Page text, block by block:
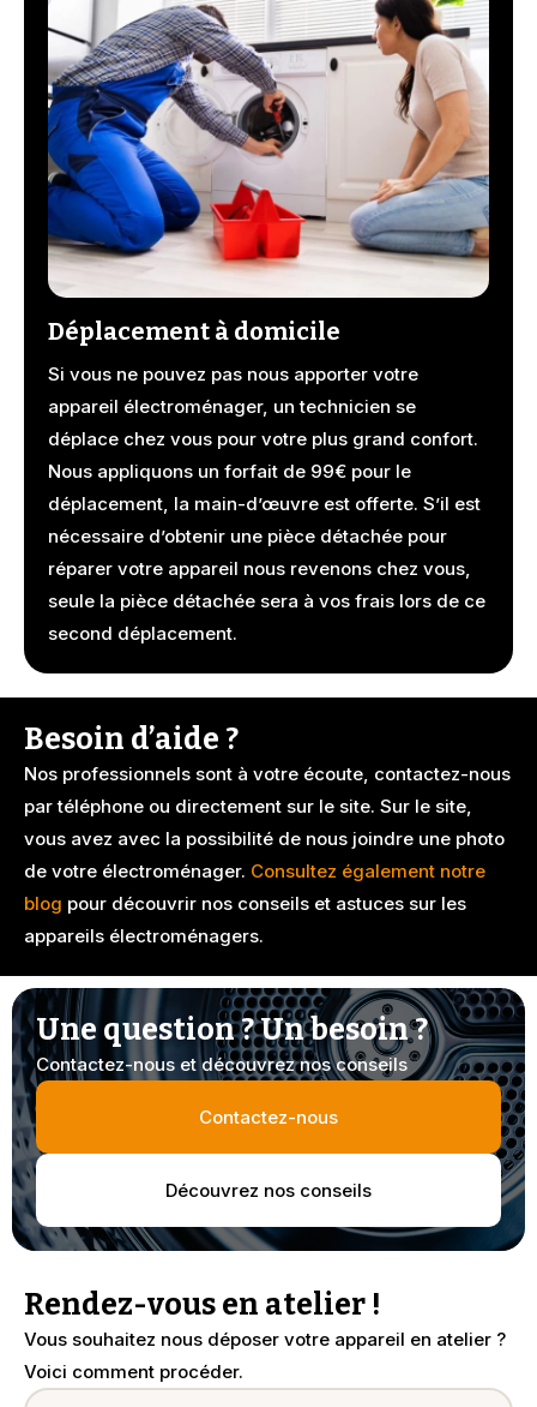
Déplacement à domicile
Si vous ne pouvez pas nous apporter votre
appareil électroménager, un technicien se
déplace chez vous pour votre plus grand confort.
Nous appliquons un forfait de 99€ pour le
déplacement, la main-d’œuvre est offerte. S’il est
nécessaire d’obtenir une pièce détachée pour
réparer votre appareil nous revenons chez vous,
seule la pièce détachée sera à vos frais lors de ce
second déplacement.
Besoin d’aide ?
Nos professionnels sont à votre écoute, contactez-nous
par téléphone ou directement sur le site. Sur le site,
vous avez avec la possibilité de nous joindre une photo
de votre électroménager. Consultez également notre
blog pour découvrir nos conseils et astuces sur les
appareils électroménagers.
Une question ? Un besoin ?
Contactez-nous et découvrez nos conseils
Contactez-nous
Découvrez nos conseils
Rendez-vous en atelier !
Vous souhaitez nous déposer votre appareil en atelier ?
Voici comment procéder.